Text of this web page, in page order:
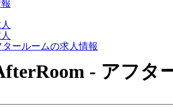
タールームの求人情報
- アフタ